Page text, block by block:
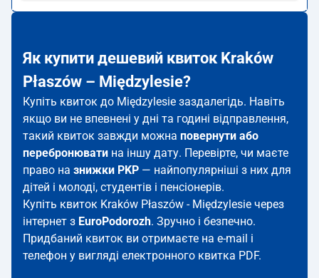
Як купити дешевий квиток Kraków
Płaszów – Międzylesie?
Купіть квиток до Międzylesie заздалегідь. Навіть
якщо ви не впевнені у дні та годині відправлення,
такий квиток завжди можна повернути або
перебронювати на іншу дату. Перевірте, чи маєте
право на знижки PKP — найпопулярніші з них для
дітей і молоді, студентів і пенсіонерів.
Купіть квиток Kraków Płaszów - Międzylesie через
інтернет з EuroPodorozh. Зручно і безпечно.
Придбаний квиток ви отримаєте на e-mail і
телефон у вигляді електронного квитка PDF.